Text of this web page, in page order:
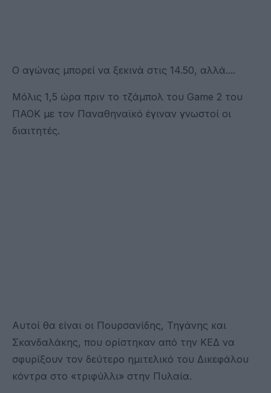
Ο αγώνας μπορεί να ξεκινά στις 14.50, αλλά....
Μόλις 1,5 ώρα πριν το τζάμπολ του Game 2 του
ΠΑΟΚ με τον Παναθηναϊκό έγιναν γνωστοί οι
διαιτητές.
Αυτοί θα είναι οι Πουρσανίδης, Τηγάνης και
Σκανδαλάκης, που ορίστηκαν από την ΚΕΔ να
σφυρίξουν τον δεύτερο ημιτελικό του Δικεφάλου
κόντρα στο «τριφύλλι» στην Πυλαία.